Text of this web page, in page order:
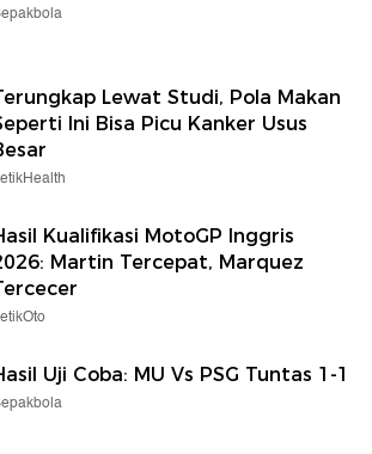
Lewat Studi, Pola Makan
Ini Bisa Picu Kanker Usus
Kualifikasi MotoGP Inggris
Martin Tercepat, Marquez
Uji Coba: MU Vs PSG Tuntas 1-1